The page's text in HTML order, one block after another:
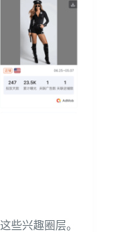
些兴趣圈层。